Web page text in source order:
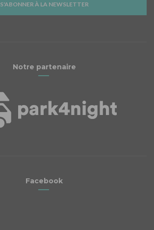
S'ABONNER À LA NEWSLETTER
Notre partenaire
Facebook